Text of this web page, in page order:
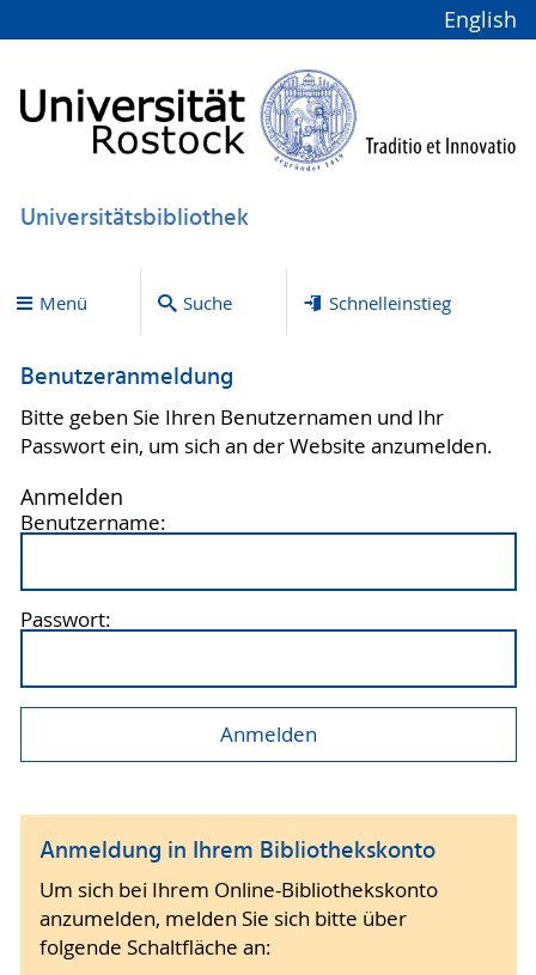
English
Universitätsbibliothek
Menü Suche Schnelleinstieg
Benutzeranmeldung
Bitte geben Sie Ihren Benutzernamen und Ihr
Passwort ein, um sich an der Website anzumelden.
Anmelden
Benutzername:
Passwort:
Anmeldung in Ihrem Bibliothekskonto
Um sich bei Ihrem Online-Bibliothekskonto
anzumelden, melden Sie sich bitte über
folgende Schaltfläche an: